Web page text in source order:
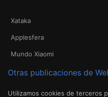
Xataka
Applesfera
Mundo Xiaomi
Otras publicaciones de
Utilizamos cookies de terceros